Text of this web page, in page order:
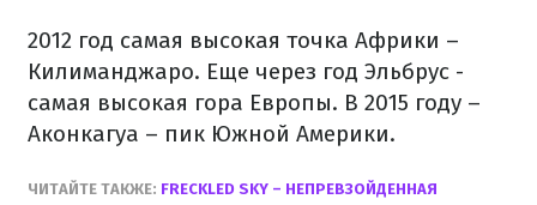
2012 год самая высокая точка Африки –
Килиманджаро. Еще через год Эльбрус -
самая высокая гора Европы. В 2015 году –
Аконкагуа – пик Южной Америки.
ЧИТАЙТЕ ТАКЖЕ: FRECKLED SKY – НЕПРЕВЗОЙДЕННАЯ